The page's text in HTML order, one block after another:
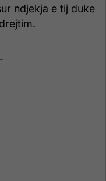
ndjekja e tij duke